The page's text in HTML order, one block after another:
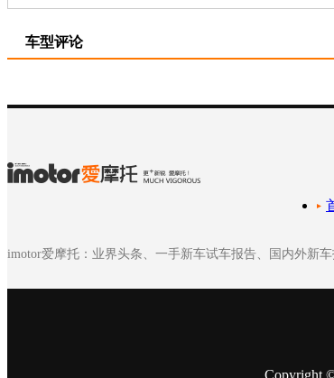
车型评论
imotor爱摩托：业界头条、一手新车试车报告、国内外新